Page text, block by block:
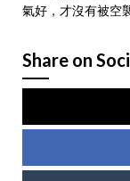
氣好，才沒有被空
Share on